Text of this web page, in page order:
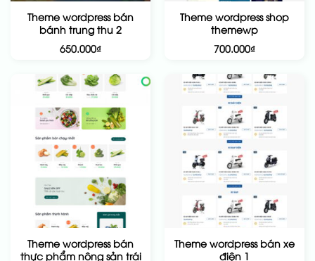
Theme wordpress bán
bánh trung thu 2
650.000₫
Theme wordpress shop
themewp
700.000₫
Theme wordpress bán
thực phẩm nông sản trái
Theme wordpress bán xe
điện 1